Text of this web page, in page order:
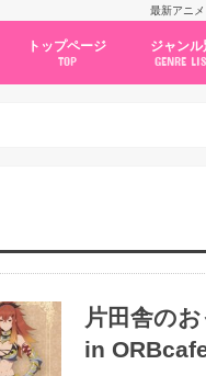
最新アニ
トップページ
TOP
ジャンル
GENRE
片田舎の
in